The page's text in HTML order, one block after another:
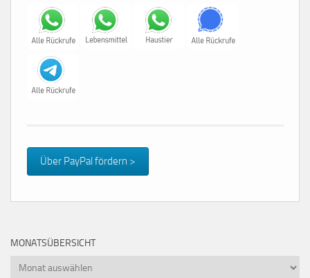
Über PayPal fördern >
MONATSÜBERSICHT
Monatsübersicht